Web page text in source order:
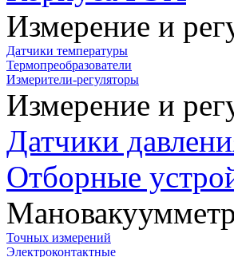
Измерение и
Датчики температуры
Термопреобразователи
Измерители-регуляторы
Измерение и
Датчики
Отборные
Точных измерений
Электроконтактные